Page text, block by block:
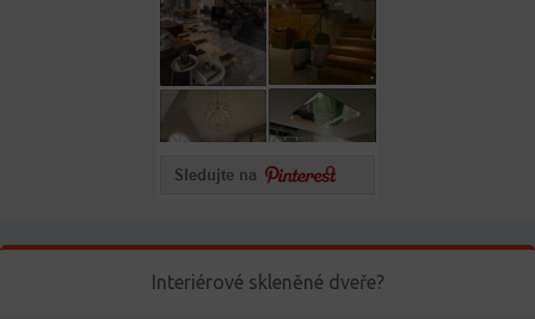
Interiérové skleněné dveře?